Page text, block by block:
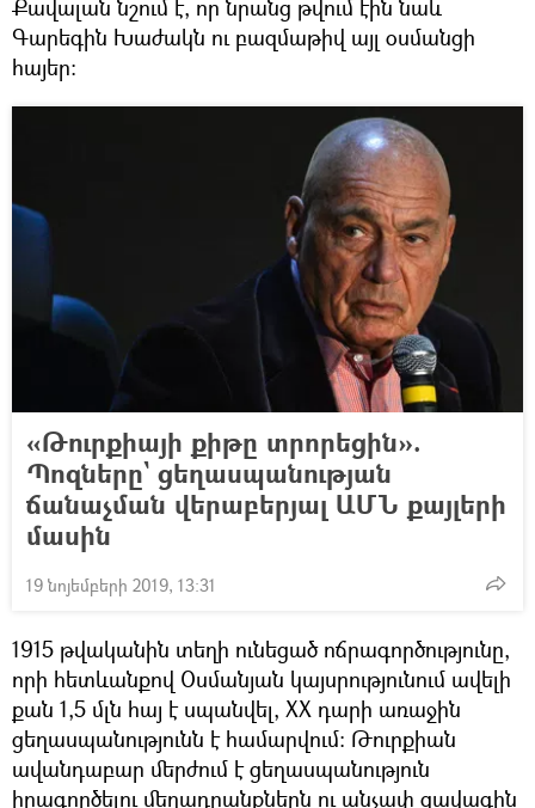
Քավալան նշում է, որ նրանց թվում էին նաև
Գարեգին Խաժակն ու բազմաթիվ այլ օսմանցի
հայեր։
«Թուրքիայի քիթը տրորեցին».
Պոզները` ցեղասպանության
ճանաչման վերաբերյալ ԱՄՆ քայլերի
մասին
19 նոյեմբերի 2019, 13:31
1915 թվականին տեղի ունեցած ոճրագործությունը,
որի հետևանքով Օսմանյան կայսրությունում ավելի
քան 1,5 մլն հայ է սպանվել, ХХ դարի առաջին
ցեղասպանությունն է համարվում։ Թուրքիան
ավանդաբար մերժում է ցեղասպանություն
իրագործելու մեղադրանքներն ու անչափ ցավագին